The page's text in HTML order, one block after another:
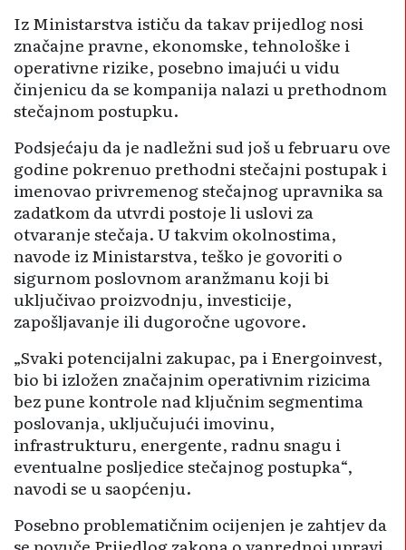
Iz Ministarstva ističu da takav prijedlog nosi
značajne pravne, ekonomske, tehnološke i
operativne rizike, posebno imajući u vidu
činjenicu da se kompanija nalazi u prethodnom
stečajnom postupku.
Podsjećaju da je nadležni sud još u februaru ove
godine pokrenuo prethodni stečajni postupak i
imenovao privremenog stečajnog upravnika sa
zadatkom da utvrdi postoje li uslovi za
otvaranje stečaja. U takvim okolnostima,
navode iz Ministarstva, teško je govoriti o
sigurnom poslovnom aranžmanu koji bi
uključivao proizvodnju, investicije,
zapošljavanje ili dugoročne ugovore.
„Svaki potencijalni zakupac, pa i Energoinvest,
bio bi izložen značajnim operativnim rizicima
bez pune kontrole nad ključnim segmentima
poslovanja, uključujući imovinu,
infrastrukturu, energente, radnu snagu i
eventualne posljedice stečajnog postupka“,
navodi se u saopćenju.
Posebno problematičnim ocijenjen je zahtjev da